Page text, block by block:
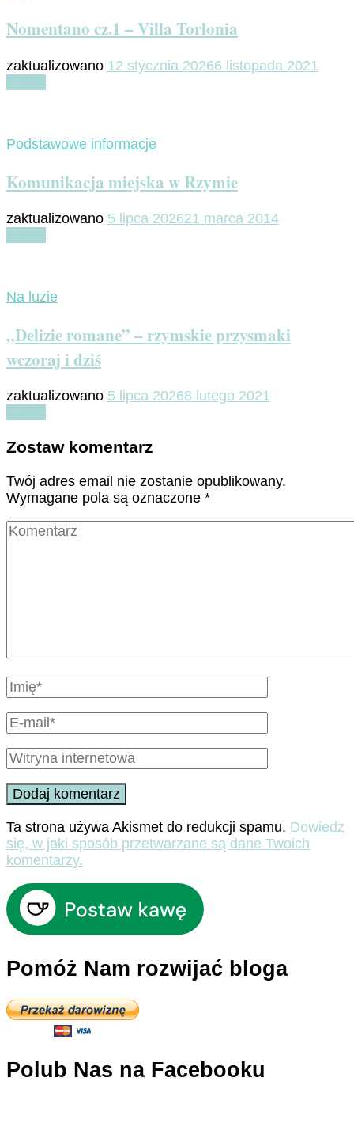
Nomentano cz.1 – Villa Torlonia
zaktualizowano 12 stycznia 20266 listopada 2021
Podstawowe informacje
Komunikacja miejska w Rzymie
zaktualizowano 5 lipca 202621 marca 2014
Na luzie
„Delizie romane” – rzymskie przysmaki
wczoraj i dziś
zaktualizowano 5 lipca 20268 lutego 2021
Zostaw komentarz
Twój adres email nie zostanie opublikowany.
Wymagane pola są oznaczone *
Ta strona używa Akismet do redukcji spamu. Dowiedz
się, w jaki sposób przetwarzane są dane Twoich
komentarzy.
Pomóż Nam rozwijać bloga
Polub Nas na Facebooku